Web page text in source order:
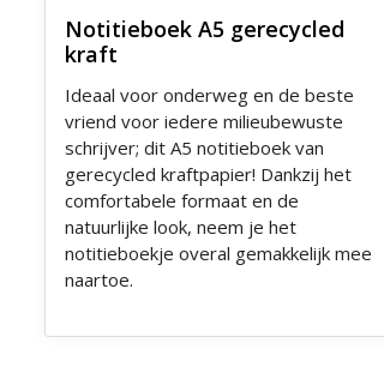
Notitieboek A5 gerecycled
kraft
Ideaal voor onderweg en de beste
vriend voor iedere milieubewuste
schrijver; dit A5 notitieboek van
gerecycled kraftpapier! Dankzij het
comfortabele formaat en de
natuurlijke look, neem je het
notitieboekje overal gemakkelijk mee
naartoe.